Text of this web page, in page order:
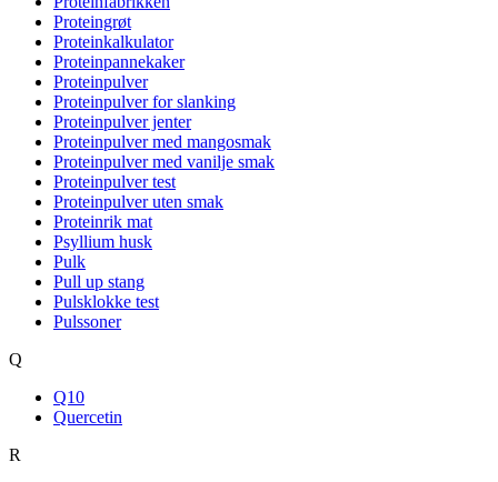
Proteingrøt
Proteinkalkulator
Proteinpannekaker
Proteinpulver
Proteinpulver for slanking
Proteinpulver jenter
Proteinpulver med mangosmak
Proteinpulver med vanilje smak
Proteinpulver test
Proteinpulver uten smak
Proteinrik mat
Psyllium husk
Pulk
Pull up stang
Pulsklokke test
Pulssoner
Q
Q10
Quercetin
R